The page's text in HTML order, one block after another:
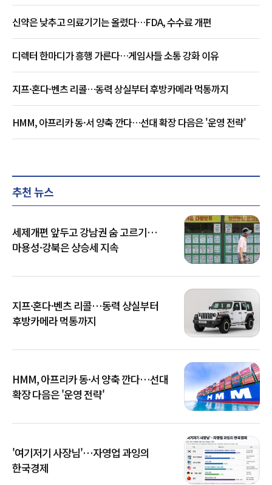
신약은 낮추고 의료기기는 올렸다…FDA, 수수료 개편
디렉터 한마디가 흥행 가른다…게임사들 소통 강화 이유
지프·혼다·벤츠 리콜…동력 상실부터 후방카메라 먹통까지
HMM, 아프리카 동·서 양축 깐다…선대 확장 다음은 '운영 전략'
추천 뉴스
세제개편 앞두고 강남권 숨 고르기…
마용성·강북은 상승세 지속
지프·혼다·벤츠 리콜…동력 상실부터
후방카메라 먹통까지
HMM, 아프리카 동·서 양축 깐다…선대
확장 다음은 '운영 전략'
'여기저기 사장님'…자영업 과잉의
한국경제